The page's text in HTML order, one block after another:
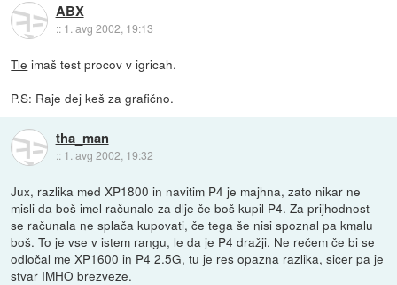
ABX
:: 1. avg 2002, 19:13
Tle imaš test procov v igricah.
P.S: Raje dej keš za grafično.
tha_man
:: 1. avg 2002, 19:32
Jux, razlika med XP1800 in navitim P4 je majhna, zato nikar ne
misli da boš imel računalo za dlje če boš kupil P4. Za prijhodnost
se računala ne splača kupovati, če tega še nisi spoznal pa kmalu
boš. To je vse v istem rangu, le da je P4 dražji. Ne rečem če bi se
odločal me XP1600 in P4 2.5G, tu je res opazna razlika, sicer pa je
stvar IMHO brezveze.